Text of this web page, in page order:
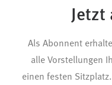
Jetzt
Als Abonnent
alle Vorstellungen
einen festen